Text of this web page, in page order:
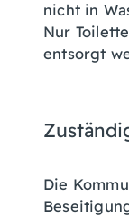
nicht in
Nur
entsorgt
Die